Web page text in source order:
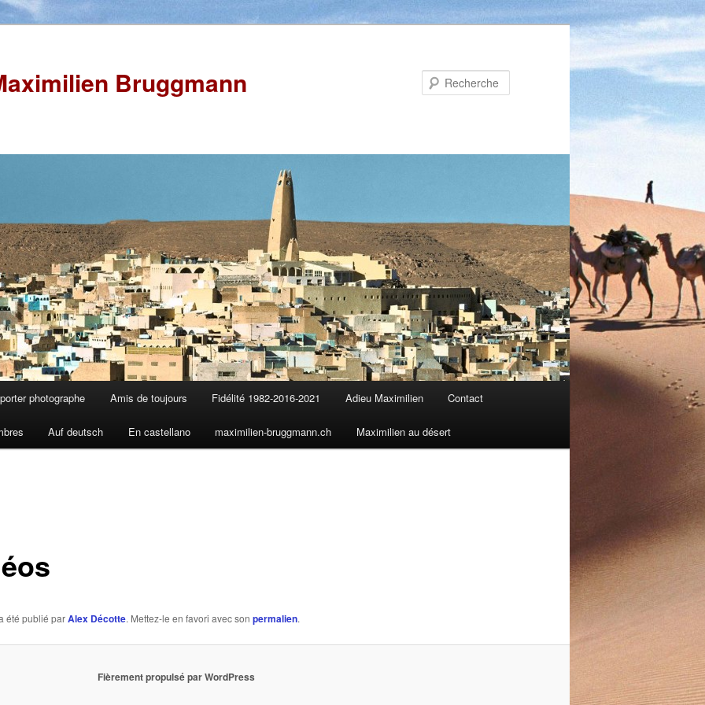
Bruggmann
photographe Amis de toujours Fidélité 1982-2016-2021 Adieu Maximilien Contact
Auf deutsch En castellano maximilien-bruggmann.ch Maximilien au désert
été publié parAlex Décotte. Mettez-le en favori avec son permalien.
Fièrement propulsé par WordPress